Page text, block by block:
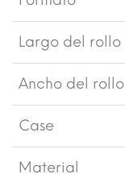
Largo del rollo
Ancho del rollo
Case
Material